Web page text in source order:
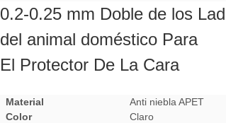
0.2-0.25 mm Doble de los
del animal doméstico Para
El Protector De La Cara
Material Anti niebla APET
Color
Claro